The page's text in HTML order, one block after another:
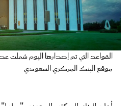
القواعد التي تم إصدارها اليوم شملت
موقع البنك المركزي السعودي
ستايل
تقارير
عروس سيدتي